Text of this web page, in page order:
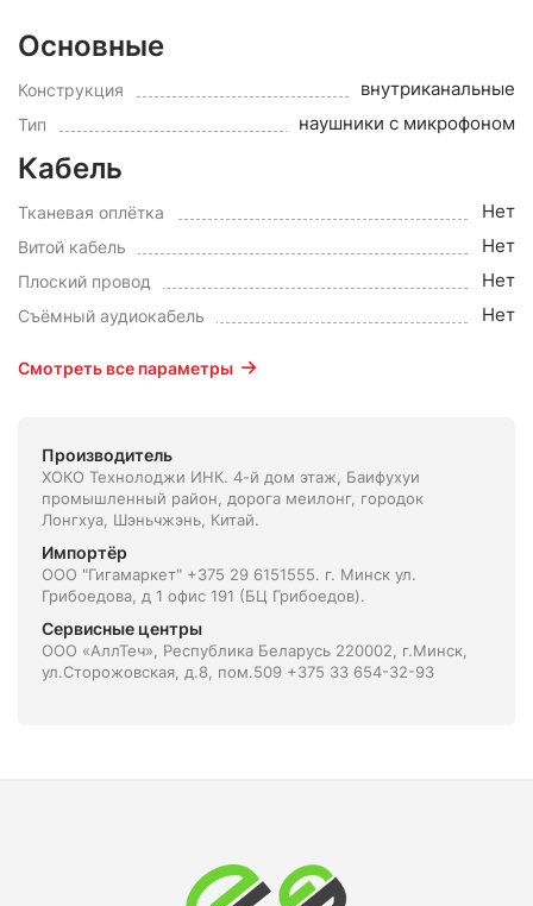
Основные
Конструкция внутриканальные
Тип наушники с микрофоном
Кабель
Тканевая оплётка Нет
Витой кабель Нет
Плоский провод Нет
Съёмный аудиокабель Нет
Смотреть все параметры
Производитель
ХОКО Технолоджи ИНК. 4-й дом этаж, Баифухуи
промышленный район, дорога меилонг, городок
Лонгхуа, Шэньчжэнь, Китай.
Импортёр
ООО "Гигамаркет" +375 29 6151555. г. Минск ул.
Грибоедова, д 1 офис 191 (БЦ Грибоедов).
Сервисные центры
ООО «АллТеч», Республика Беларусь 220002, г.Минск,
ул.Сторожовская, д.8, пом.509 +375 33 654-32-93